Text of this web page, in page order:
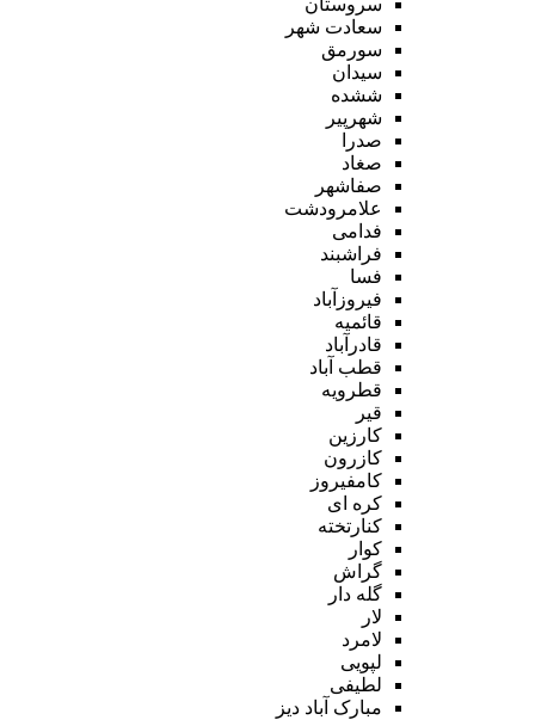
سعادت شهر
سورمق
سیدان
ششده
شهرپیر
صدرا
صغاد
صفاشهر
علامرودشت
فدامی
فراشبند
فسا
فیروزآباد
قائمیه
قادرآباد
قطب آباد
قطرویه
قیر
کارزین
کازرون
کامفیروز
کره ای
کنارتخته
کوار
گراش
گله دار
لار
لامرد
لپویی
لطیفی
مبارک آباد دیز